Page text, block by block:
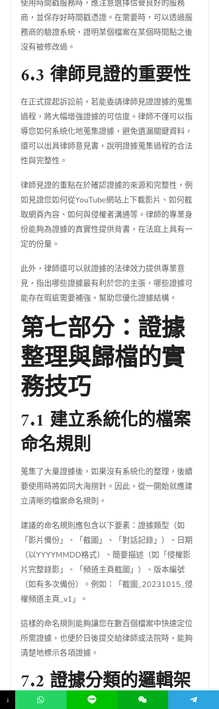
使用時間戳服務時，應注意選擇信譽良好的服務
商，並保存好時間戳憑證。在需要時，可以透過服
務商的驗證系統，證明某個檔案在某個時間點之後
沒有被修改過。
6.3 律師見證的重要性
在正式提起訴訟前，若能委請律師見證證據的蒐集
過程，將大幅增強證據的可信度。律師不僅可以指
導您如何系統化地蒐集證據，避免遺漏關鍵資料，
還可以出具律師意見書，說明證據蒐集過程的合法
性與完整性。
律師見證的重點在於確認證據的來源和完整性，例
如見證您如何從YouTube網站上下載影片、如何截
取網頁內容、如何與侵權者溝通等。律師的專業身
份能夠為證據的真實性提供背書，在法庭上具有一
定的份量。
此外，律師還可以就證據的法律效力提供專業意
見，指出哪些證據最有利於您的主張，哪些證據可
能存在瑕疵需要補強，幫助您優化證據結構。
第七部分：證據
整理與歸檔的實
務技巧
7.1 建立系統化的檔案
命名規則
蒐集了大量證據後，如果沒有系統化的整理，後續
要使用時將如同大海撈針。因此，從一開始就應建
立清晰的檔案命名規則。
建議的命名規則應包含以下要素：證據類型（如
「影片備份」、「截圖」、「對話記錄」）、日期
（以YYYYMMDD格式）、簡要描述（如「侵權影
片完整錄影」、「頻道主頁截圖」）、版本編號
（如有多次備份）。例如：「截圖_20231015_侵
權頻道主頁_v1」。
這樣的命名規則能夠讓您在數百個檔案中快速定位
所需證據，也便於日後提交給律師或法院時，能夠
清楚地標示各項證據。
7.2 證據分類的邏輯架
↓